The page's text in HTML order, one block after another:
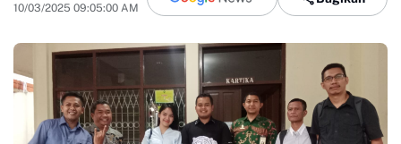
10/03/2025 09:05:00 AM